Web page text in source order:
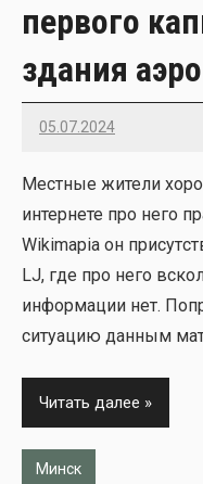
первого
здания
05.07.2024
22
Мест­ные жите­ли
интер­не­те про него
Wikimapia он
LJ, где про него
инфор­ма­ции нет.
ситу­а­цию дан­ным
Читать далее
Минск